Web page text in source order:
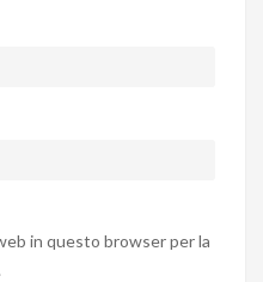
in questo browser per la